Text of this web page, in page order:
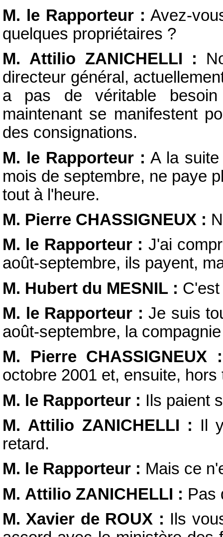
M. le Rapporteur : Avez-
quelques propriétaires ?
M. Attilio ZANICHELLI :
directeur général,
a pas de véritable besoin
maintenant se manifestent
des consignations.
M. le Rapporteur : A la
mois de septembre, ne paye
tout à l'heure.
M. Pierre CHASSIGNEUX :
M. le Rapporteur : J'ai
août-septembre, ils payent,
M. Hubert du MESNIL :
M. le Rapporteur : Je suis
août-septembre, la
M. Pierre CHASSIGNEUX :
octobre 2001 et, ensuite,
M. le Rapporteur : Ils paient
M. Attilio ZANICHELLI : Il
retard.
M. le Rapporteur : Mais ce
M. Attilio ZANICHELLI : Pas
M. Xavier de ROUX : Ils